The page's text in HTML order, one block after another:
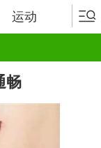
运动
畅